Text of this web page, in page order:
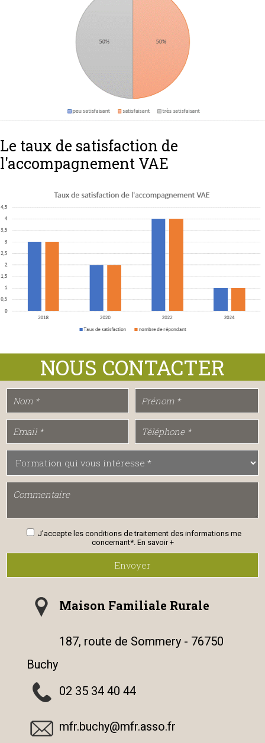
Le taux de satisfaction de
l'accompagnement VAE
J'accepte les conditions de traitement des informations me
concernant*. En savoir +
Envoyer
Maison Familiale Rurale
187, route de Sommery - 76750
Buchy
02 35 34 40 44
mfr.buchy@mfr.asso.fr